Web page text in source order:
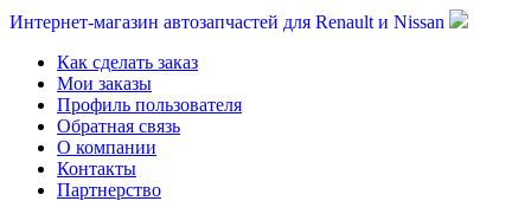
Интернет-магазин автозапчастей для Renault и Nissan
Как сделать заказ
Мои заказы
Профиль пользователя
Обратная связь
О компании
Контакты
Партнерство